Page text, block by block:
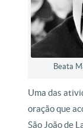
Beata
Uma das
oração que
São João de